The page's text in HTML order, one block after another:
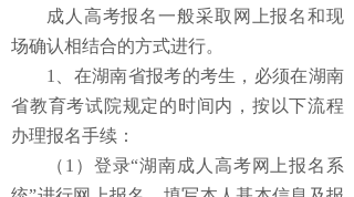
成人高考报名一般采取网上报名和现
场确认相结合的方式进行。
1、在湖南省报考的考生，必须在湖南
省教育考试院规定的时间内，按以下流程
办理报名手续：
（ 1）登录“湖南成人 高考网上报名系